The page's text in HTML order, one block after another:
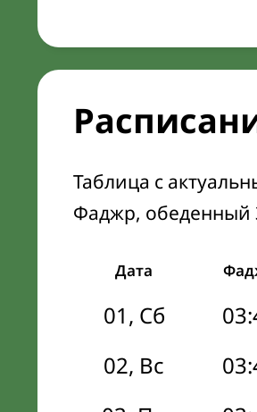
Таблица с
Фаджр, обеденный
Дата
01, Сб
02, Вс